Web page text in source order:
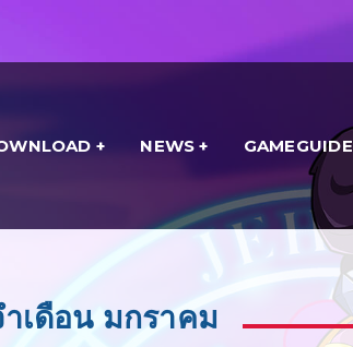
NEWS GAMEGUIDE
เดือน มกราคม